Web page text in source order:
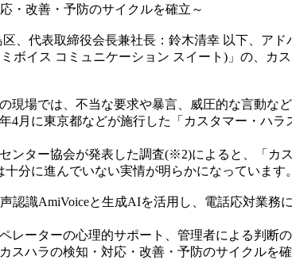
・改善・予防のサイクルを確立～
、代表取締役会長兼社長：鈴木清幸 以下、ア
ミボイス コミュニケーション スイート)」の、
現場では、不当な要求や暴言、威圧的な言動な
4月に東京都などが施行した「カスタマー・ハ
ンター協会が発表した調査(※2)によると、「カ
分に進んでいない実情が明らかになっています。
識AmiVoiceと生成AIを活用し、電話応対業務
レーターの心理的サポート、管理者による判
ハラの検知・対応・改善・予防のサイクルを確